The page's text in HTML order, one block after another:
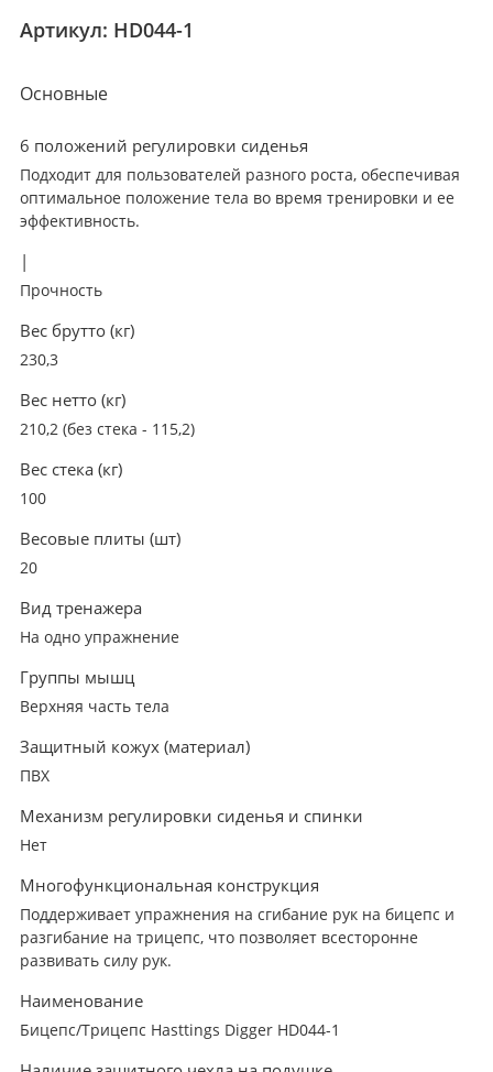
Артикул: HD044-1
Основные
6 положений регулировки сиденья
Подходит для пользователей разного роста, обеспечивая
оптимальное положение тела во время тренировки и ее
эффективность.
|
Прочность
Вес брутто (кг)
230,3
Вес нетто (кг)
210,2 (без стека - 115,2)
Вес стека (кг)
100
Весовые плиты (шт)
20
Вид тренажера
На одно упражнение
Группы мышц
Верхняя часть тела
Защитный кожух (материал)
ПВХ
Механизм регулировки сиденья и спинки
Нет
Многофункциональная конструкция
Поддерживает упражнения на сгибание рук на бицепс и
разгибание на трицепс, что позволяет всесторонне
развивать силу рук.
Наименование
Бицепс/Трицепс Hasttings Digger HD044-1